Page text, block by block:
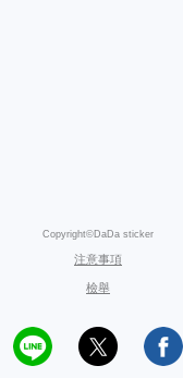
Copyright©DaDa sticker
注意事項
檢舉